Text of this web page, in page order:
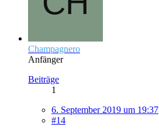
Champagnero
Anfänger
Beiträge
1
6. September 2019 um 19:37
#14